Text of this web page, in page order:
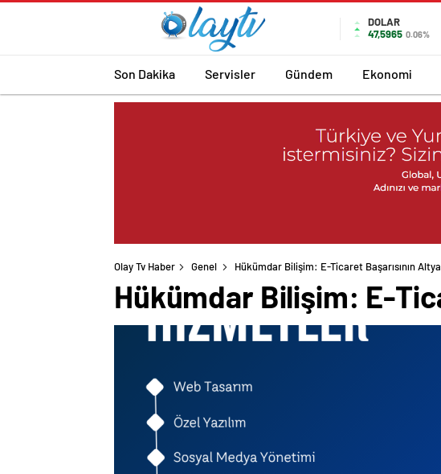
DOLAR
47,5965 0.06%
Son Dakika Servisler Gündem Ekonomi
Olay Tv Haber Genel Hükümdar Bilişim: E-Ticaret Başarısının
Hükümdar Bilişim: E-